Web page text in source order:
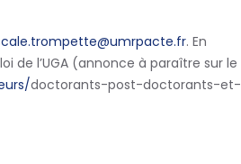
. En
de l’UGA (annonce à paraître sur le
doctorants-post-doctorants-et-